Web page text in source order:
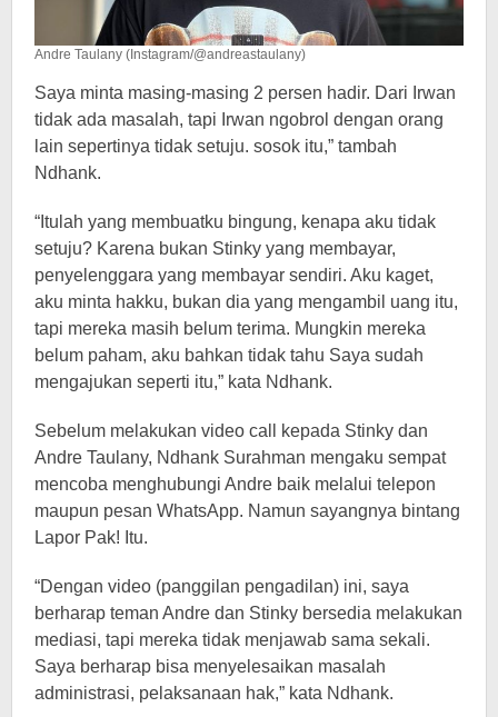
Andre Taulany (Instagram/@andreastaulany)
Saya minta masing-masing 2 persen hadir. Dari Irwan
tidak ada masalah, tapi Irwan ngobrol dengan orang
lain sepertinya tidak setuju. sosok itu,” tambah
Ndhank.
“Itulah yang membuatku bingung, kenapa aku tidak
setuju? Karena bukan Stinky yang membayar,
penyelenggara yang membayar sendiri. Aku kaget,
aku minta hakku, bukan dia yang mengambil uang itu,
tapi mereka masih belum terima. Mungkin mereka
belum paham, aku bahkan tidak tahu Saya sudah
mengajukan seperti itu,” kata Ndhank.
Sebelum melakukan video call kepada Stinky dan
Andre Taulany, Ndhank Surahman mengaku sempat
mencoba menghubungi Andre baik melalui telepon
maupun pesan WhatsApp. Namun sayangnya bintang
Lapor Pak! Itu.
“Dengan video (panggilan pengadilan) ini, saya
berharap teman Andre dan Stinky bersedia melakukan
mediasi, tapi mereka tidak menjawab sama sekali.
Saya berharap bisa menyelesaikan masalah
administrasi, pelaksanaan hak,” kata Ndhank.